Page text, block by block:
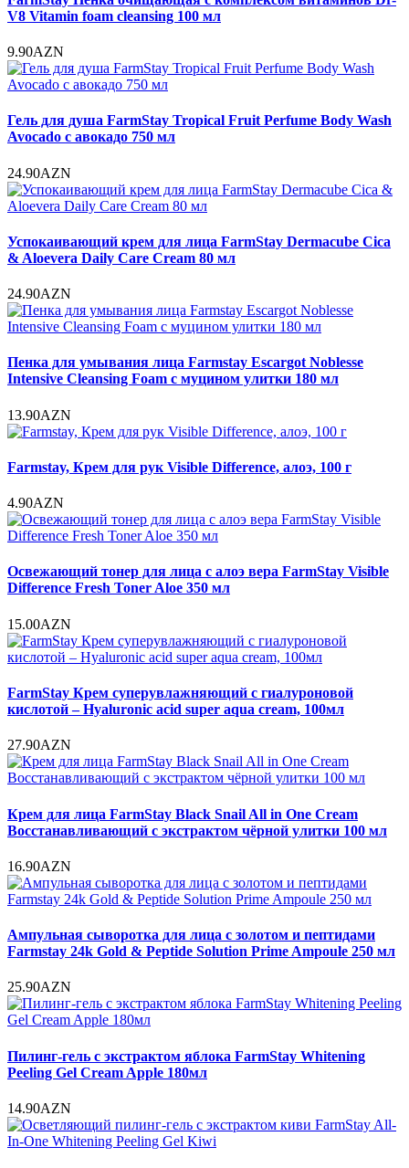
V8 Vitamin foam cleansing 100 мл
9.90AZN
Гель для душа FarmStay Tropical Fruit Perfume Body Wash
Avocado с авокадо 750 мл
24.90AZN
Успокаивающий крем для лица FarmStay Dermacube Cica
& Aloevera Daily Care Cream 80 мл
24.90AZN
Пенка для умывания лица Farmstay Escargot Noblesse
Intensive Cleansing Foam с муцином улитки 180 мл
13.90AZN
Farmstay, Крем для рук Visible Difference, алоэ, 100 г
4.90AZN
Освежающий тонер для лица с алоэ вера FarmStay Visible
Difference Fresh Toner Aloe 350 мл
15.00AZN
FarmStay Крем суперувлажняющий с гиалуроновой
кислотой – Hyaluronic acid super aqua cream, 100мл
27.90AZN
Крем для лица FarmStay Black Snail All in One Cream
Восстанавливающий с экстрактом чёрной улитки 100 мл
16.90AZN
Ампульная сыворотка для лица с золотом и пептидами
Farmstay 24k Gold & Peptide Solution Prime Ampoule 250 мл
25.90AZN
Пилинг-гель с экстрактом яблока FarmStay Whitening
Peeling Gel Cream Apple 180мл
14.90AZN